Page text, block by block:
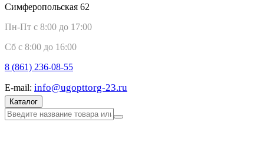
Симферопольская 62
Пн-Пт с 8:00 до 17:00
Сб с 8:00 до 16:00
8 (861) 236-08-55
E-mail: info@ugopttorg-23.ru
Каталог